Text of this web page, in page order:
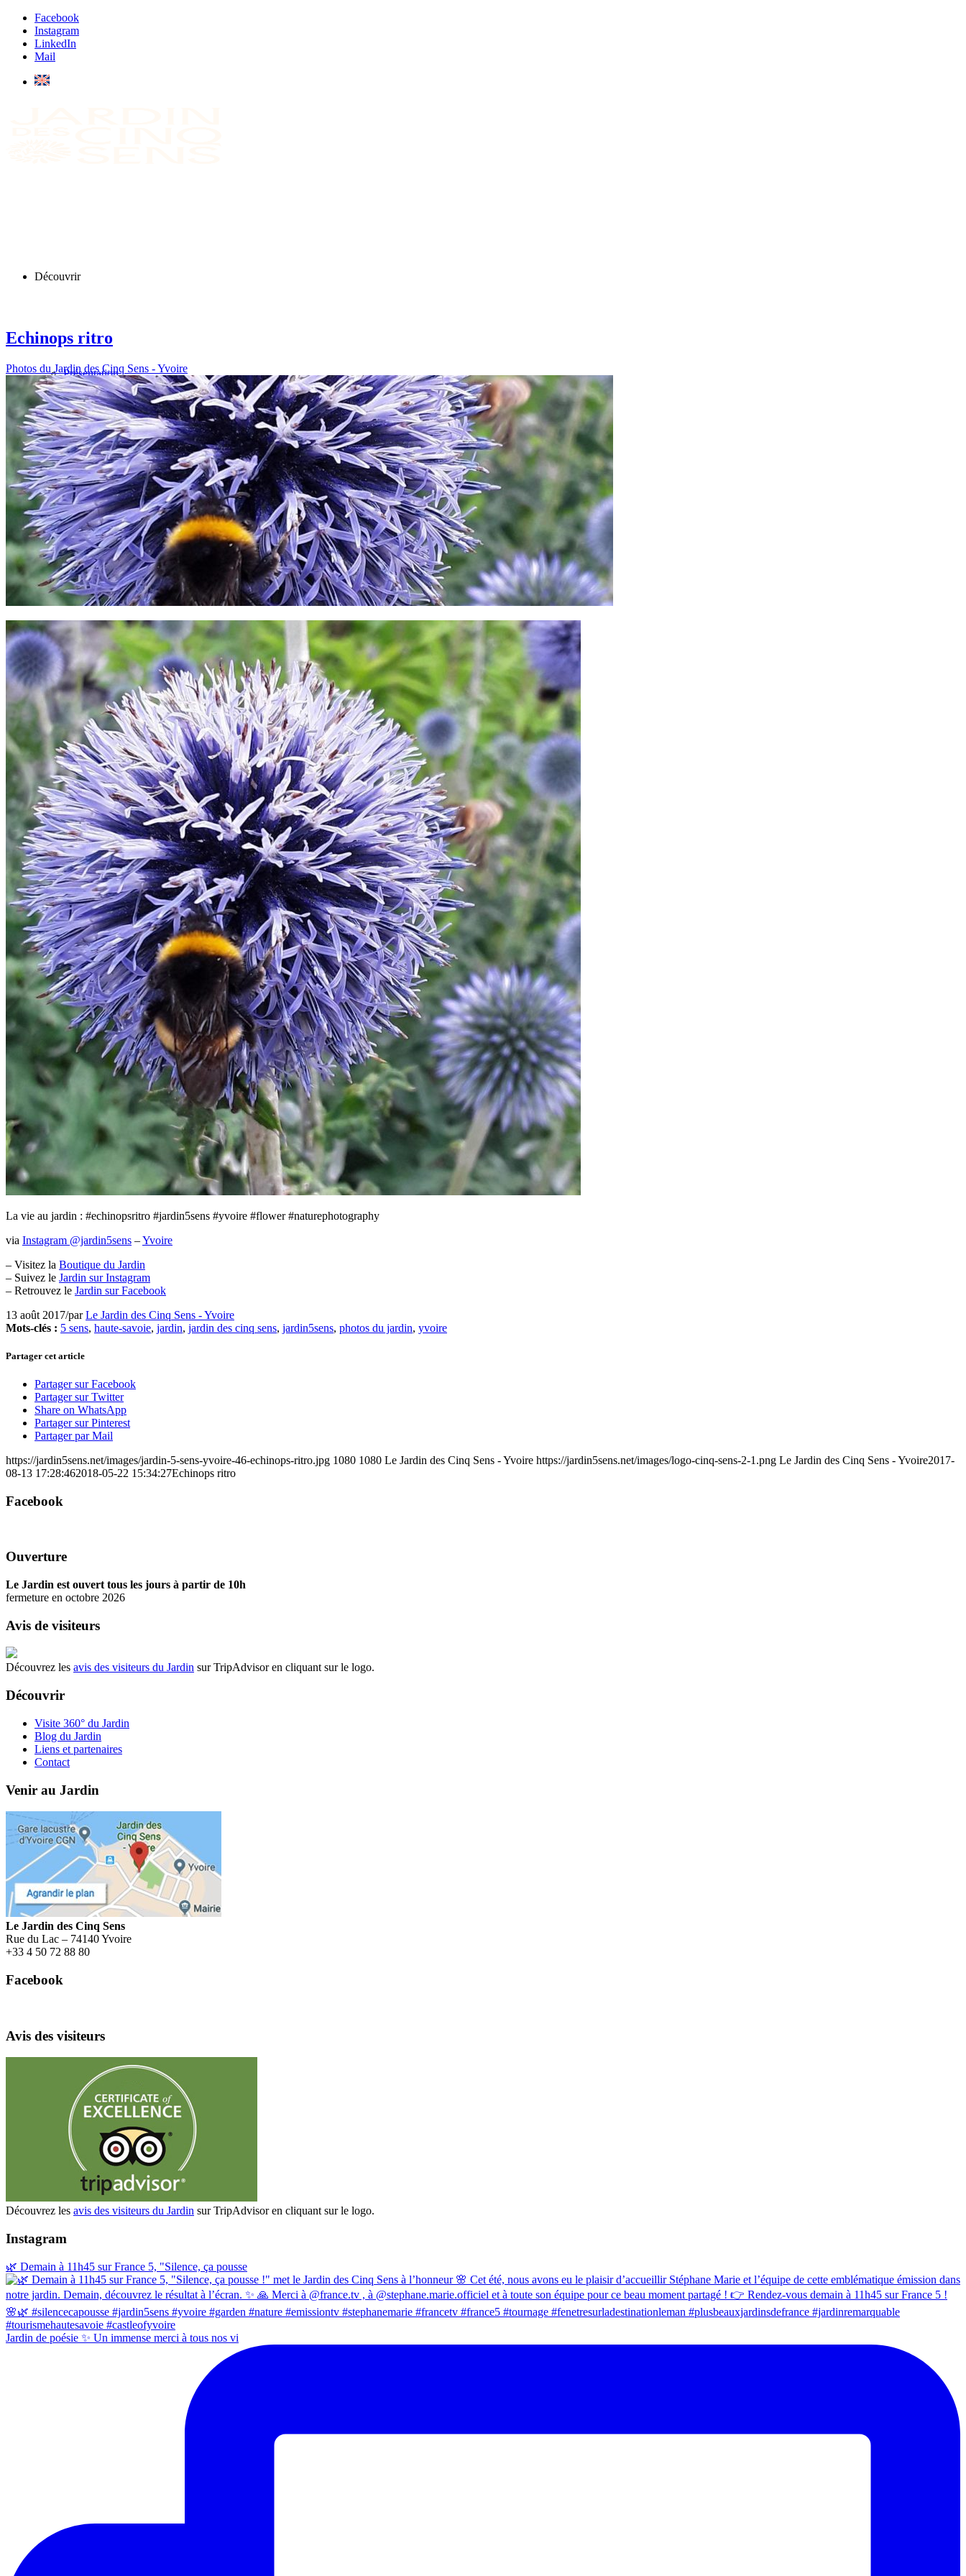
Facebook
Instagram
LinkedIn
Mail
Découvrir
Présentation
Informations pratiques
Billetterie
Individuels
Groupes
Boutique
Blog
Menu
Echinops ritro
Photos du Jardin des Cinq Sens - Yvoire
La vie au jardin : #echinopsritro #jardin5sens #yvoire #flower #naturephotography
via Instagram @jardin5sens –Yvoire
– Visitez la Boutique du Jardin
– Suivez le Jardin sur Instagram
– Retrouvez le Jardin sur Facebook
13 août 2017/parLe Jardin des Cinq Sens - Yvoire
Mots-clés : 5 sens, haute-savoie, jardin, jardin des cinq sens, jardin5sens, photos du jardin, yvoire
Partager cet article
Partager sur Facebook
Partager sur Twitter
Share on WhatsApp
Partager sur Pinterest
Partager par Mail
https://jardin5sens.net/images/jardin-5-sens-yvoire-46-echinops-ritro.jpg 1080 1080 Le Jardin des Cinq Sens - Yvoire https://jardin5sens.net/images/logo-cinq-sens-2-1.png Le Jardin des Cinq Sens - Yvoire2017-
08-13 17:28:462018-05-22 15:34:27Echinops ritro
Facebook
Ouverture
Le Jardin est ouvert tous les jours à partir de 10h
fermeture en octobre 2026
Avis de visiteurs
Découvrez les avis des visiteurs du Jardin sur TripAdvisor en cliquant sur le logo.
Découvrir
Visite 360° du Jardin
Blog du Jardin
Liens et partenaires
Contact
Venir au Jardin
Le Jardin des Cinq Sens
Rue du Lac – 74140 Yvoire
+33 4 50 72 88 80
Facebook
Avis des visiteurs
Découvrez les avis des visiteurs du Jardin sur TripAdvisor en cliquant sur le logo.
Instagram
🌿 Demain à 11h45 sur France 5, "Silence, ça pousse
Jardin de poésie ✨ Un immense merci à tous nos vi